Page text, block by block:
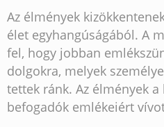
Az élmények
élet egyhangúságából. A
fel, hogy jobban
dolgokra, melyek
tettek ránk. Az élmények
befogadók emlékeiért